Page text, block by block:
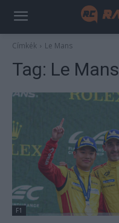
Címkék Le Mans
Tag: Le Mans
F1